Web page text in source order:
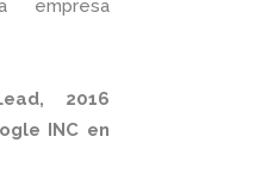
empresa
2016
INC en